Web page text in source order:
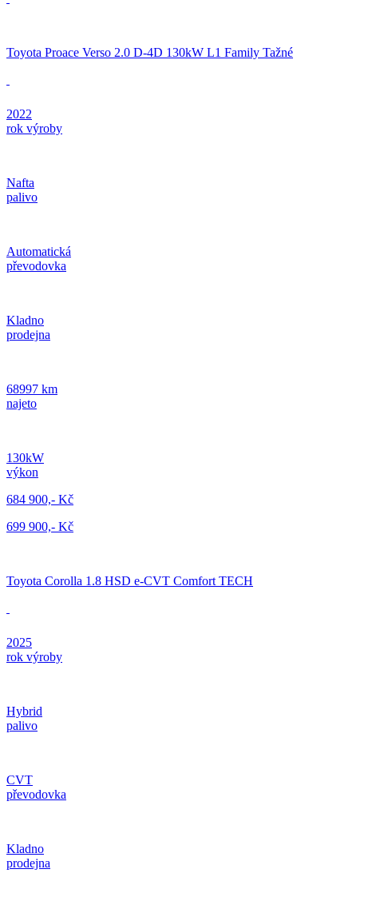
Toyota Proace Verso 2.0 D-4D 130kW L1 Family Tažné
2022
rok výroby
Nafta
palivo
Automatická
převodovka
Kladno
prodejna
68997 km
najeto
130kW
výkon
684 900,- Kč
699 900,- Kč
Toyota Corolla 1.8 HSD e-CVT Comfort TECH
2025
rok výroby
Hybrid
palivo
CVT
převodovka
Kladno
prodejna